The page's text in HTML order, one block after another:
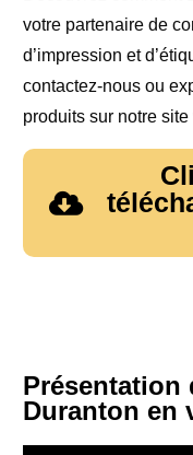
votre partenaire de
d’impression et
contactez-nous ou
produits sur notre site
Présentation
Duranton en